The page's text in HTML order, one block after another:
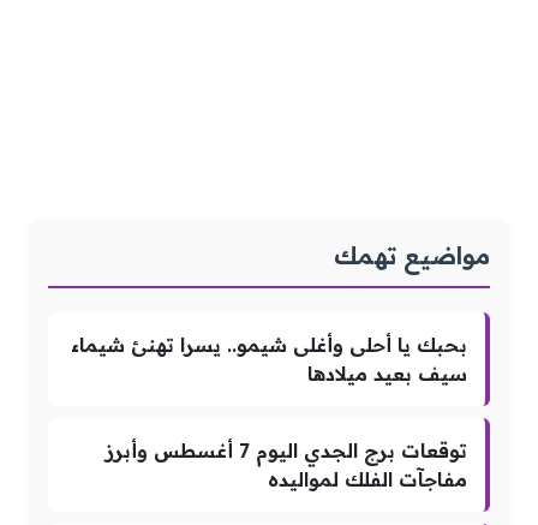
مواضيع تهمك
بحبك يا أحلى وأغلى شيمو.. يسرا تهنئ شيماء
سيف بعيد ميلادها
توقعات برج الجدي اليوم 7 أغسطس وأبرز
مفاجآت الفلك لمواليده